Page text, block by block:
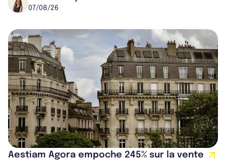
07/08/26
Aestiam Agora empoche 245% sur la vente